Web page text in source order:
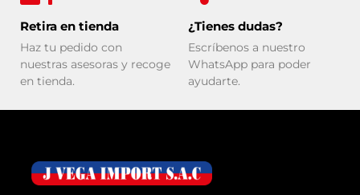
Retira en tienda
Haz tu pedido con
nuestras asesoras y recoge
en tienda.
¿Tienes dudas?
Escríbenos a nuestro
WhatsApp para poder
ayudarte.